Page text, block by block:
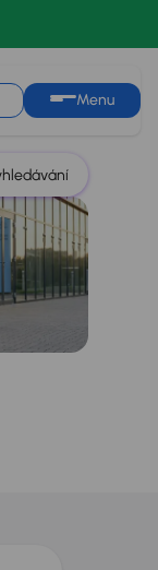
Menu